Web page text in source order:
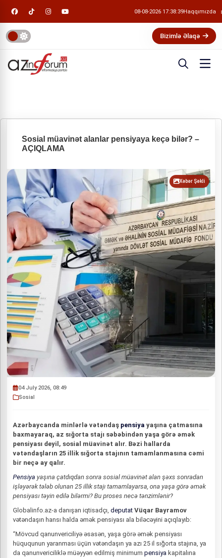
08-08-2026 17:38:40Haqqımızda
Bizimlə Əlaqə
Sosial müavinət alanlar pensiyaya keçə bilər? –
AÇIQLAMA
Xəbər Şəkli
04 July 2026, 08:49
Sosial
Azərbaycanda minlərlə vətəndaş pensiya yaşına çatmasına
baxmayaraq, az sığorta stajı səbəbindən yaşa görə əmək
pensiyası deyil, sosial müavinət alır. Bəzi hallarda
vətəndaşların 25 illik sığorta stajının tamamlanmasına cəmi
bir neçə ay qalır.
Pensiya yaşına çatdıqdan sonra sosial müavinət alan şəxs sonradan
işləyərək tələb olunan 25 illik stajı tamamlayarsa, ona yaşa görə əmək
pensiyası təyin edilə bilərmi? Bu proses necə tənzimlənir?
Globalinfo.az-a danışan iqtisadçı, deputat Vüqar Bayramov
vətəndaşın hansı halda əmək pensiyası ala biləcəyini açıqlayıb:
“Mövcud qanunvericiliyə əsasən, yaşa görə əmək pensiyası
hüququnun yaranması üçün vətəndaşın ya azı 25 il sığorta stajına, ya
da qanunvericiliklə müəyyən edilmiş minimum pensiya kapitalına